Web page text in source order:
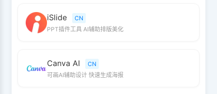
iSlide
CN
PPT插件工具 AI辅助排版美化
Canva AI
CN
可画AI辅助设计 快速生成海报